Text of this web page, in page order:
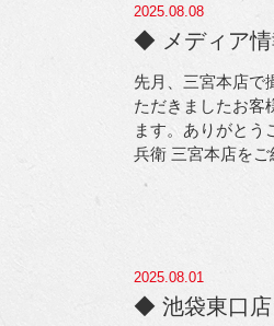
2025.08.08
◆ メディア
先月、三宮本店で
ただきましたお客
ます。ありがと
兵衛 三宮本店を
2025.08.01
◆ 池袋東口